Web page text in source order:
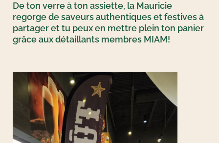
De ton verre à ton assiette, la Mauricie
regorge de saveurs authentiques et festives à
partager et tu peux en mettre plein ton panier
grâce aux détaillants membres MIAM!